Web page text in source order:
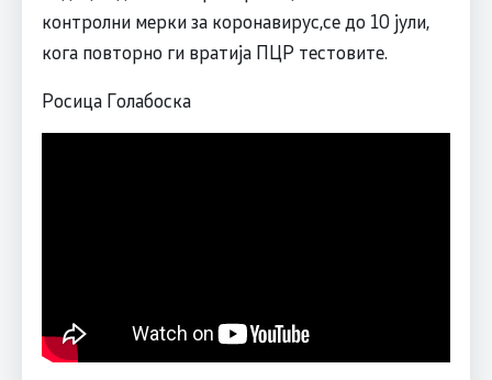
контролни мерки за коронавирус,се до 10 јули,
кога повторно ги вратија ПЦР тестовите.
Росица Голабоска